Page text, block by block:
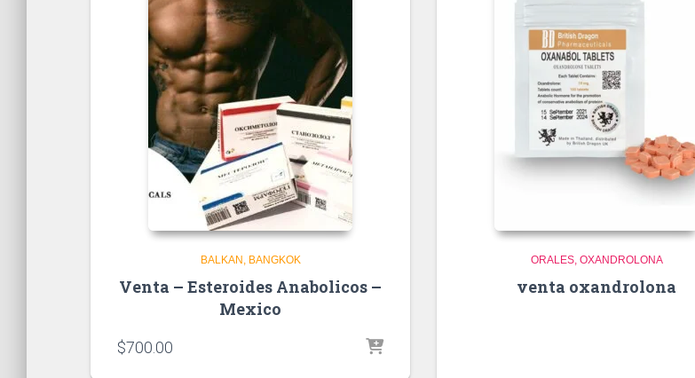
BALKAN BANGKOK
Venta – Esteroides Anabolicos –
Mexico
$700.00
ORALES OXANDROLONA
venta oxandrolona